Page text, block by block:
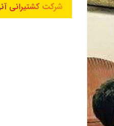
شرکت کشتیرانی